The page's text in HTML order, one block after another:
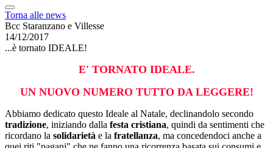
Torna alle news
Bcc Staranzano e Villesse
14/12/2017
...è tornato IDEALE!
E' TORNATO IDEALE.
UN NUOVO NUMERO TUTTO DA LEGGERE!
Abbiamo dedicato questo Ideale al Natale, declinandolo secondo
tradizione, iniziando dalla festa cristiana, quindi da sentimenti che
ricordano la solidarietà e la fratellanza, ma concedendoci anche a